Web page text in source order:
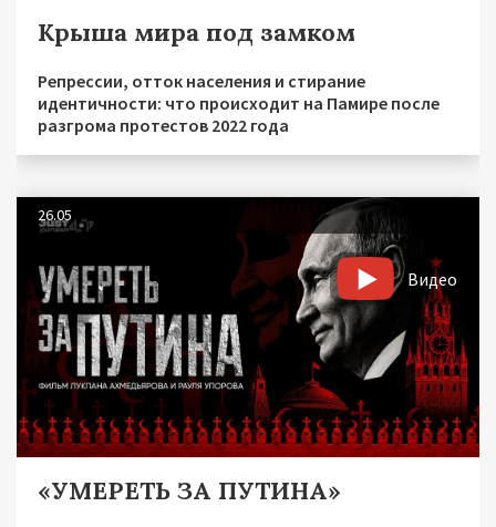
Крыша мира под замком
Репрессии, отток населения и стирание
идентичности: что происходит на Памире после
разгрома протестов 2022 года
26.05
Видео
«УМЕРЕТЬ ЗА ПУТИНА»